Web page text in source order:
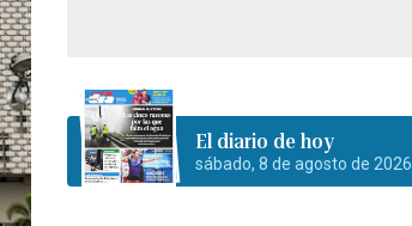
El diario de hoy
sábado, 8 de agosto de 2026